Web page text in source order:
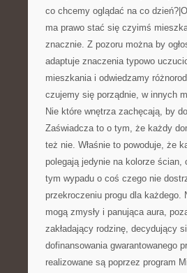
co chcemy oglądać na co
ma prawo stać się czyimś
znacznie. Z pozoru można by
adaptuje znaczenia typowo
mieszkania i odwiedzamy
czujemy się porządnie, w innych
Nie które wnętrza zachęcają, by
Zaświadcza to o tym, że każdy
też nie. Właśnie to powoduje, że
polegają jedynie na kolorze
tym wypadu o coś czego nie
przekroczeniu progu dla każdego.
mogą zmysły i panująca aura,
zakładający rodzinę, decydujący
dofinansowania gwarantowanego
realizowane są poprzez program